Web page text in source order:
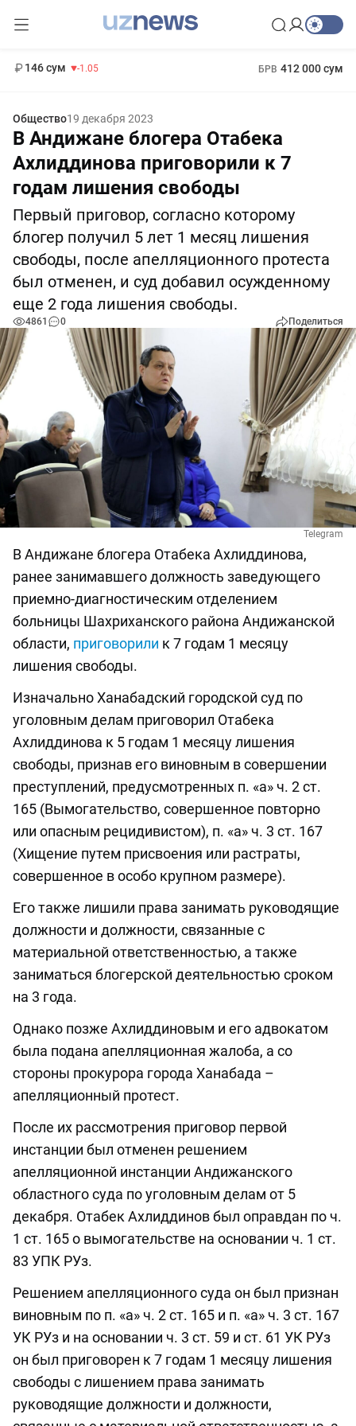
146 сум -1.05 БРВ 412 000 сум
Общество19 декабря 2023
В Андижане блогера Отабека
Ахлиддинова приговорили к 7
годам лишения свободы
Первый приговор, согласно которому
блогер получил 5 лет 1 месяц лишения
свободы, после апелляционного протеста
был отменен, и суд добавил осужденному
еще 2 года лишения свободы.
4861 0 Поделиться
Telegram
В Андижане блогера Отабека Ахлиддинова,
ранее занимавшего должность заведующего
приемно-диагностическим отделением
больницы Шахриханского района Андижанской
области, приговорили к 7 годам 1 месяцу
лишения свободы.
Изначально Ханабадский городской суд по
уголовным делам приговорил Отабека
Ахлиддинова к 5 годам 1 месяцу лишения
свободы, признав его виновным в совершении
преступлений, предусмотренных п. «а» ч. 2 ст.
165 (Вымогательство, совершенное повторно
или опасным рецидивистом), п. «а» ч. 3 ст. 167
(Хищение путем присвоения или растраты,
совершенное в особо крупном размере).
Его также лишили права занимать руководящие
должности и должности, связанные с
материальной ответственностью, а также
заниматься блогерской деятельностью сроком
на 3 года.
Однако позже Ахлиддиновым и его адвокатом
была подана апелляционная жалоба, а со
стороны прокурора города Ханабада –
апелляционный протест.
После их рассмотрения приговор первой
инстанции был отменен решением
апелляционной инстанции Андижанского
областного суда по уголовным делам от 5
декабря. Отабек Ахлиддинов был оправдан по ч.
1 ст. 165 о вымогательстве на основании ч. 1 ст.
83 УПК РУз.
Решением апелляционного суда он был признан
виновным по п. «а» ч. 2 ст. 165 и п. «а» ч. 3 ст. 167
УК РУз и на основании ч. 3 ст. 59 и ст. 61 УК РУз
он был приговорен к 7 годам 1 месяцу лишения
свободы с лишением права занимать
руководящие должности и должности,